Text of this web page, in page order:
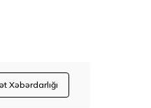
Xəbərdarlığı